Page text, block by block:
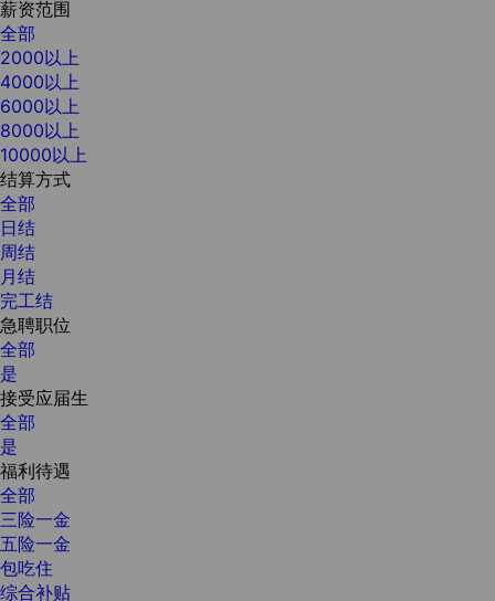
薪资范围
全部
2000以上
4000以上
6000以上
8000以上
10000以上
结算方式
全部
日结
周结
月结
完工结
急聘职位
全部
是
接受应届生
全部
是
福利待遇
全部
三险一金
五险一金
包吃住
综合补贴